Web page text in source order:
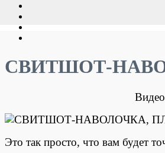
СВИТШОТ-
Это так просто, что вам будет